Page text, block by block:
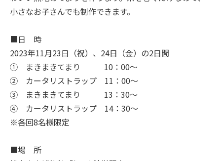
小さなお子さんでも制作できます。
■日 時
2023年11月23日（祝）、24日（金）の2日間
① まきまきてまり 10：00～
② カータリストラップ 11：00～
③ まきまきてまり 13：30～
④ カータリストラップ 14：30～
※各回8名様限定
■場 所